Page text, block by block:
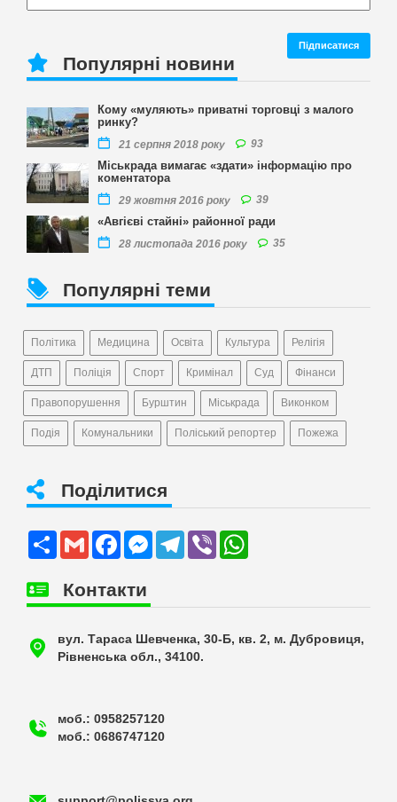
Популярні новини
Кому «муляють» приватні торговці з малого
ринку?
21 серпня 2018 року 93
Міськрада вимагає «здати» інформацію про
коментатора
29 жовтня 2016 року 39
«Авгієві стайні» районної ради
28 листопада 2016 року 35
Популярні теми
Політика Медицина Освіта Культура Релігія
ДТП Поліція Спорт Кримінал Суд Фінанси
Правопорушення Бурштин Міськрада Виконком
Подія Комунальники Поліський репортер Пожежа
Поділитися
Share Gmail FacebookMessengerTelegram
Viber
Контакти
вул. Тараса Шевченка, 30-Б, кв. 2, м. Дубровиця,
Рівненська обл., 34100.
моб.: 0958257120
моб.: 0686747120